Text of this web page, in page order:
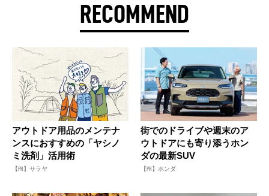
RECOMMEND
アウトドア用品のメンテナ
ンスにおすすめの「ヤシノ
ミ洗剤」活用術
【PR】サラヤ
街でのドライブや週末のア
ウトドアにも寄り添うホン
ダの最新SUV
【PR】ホンダ